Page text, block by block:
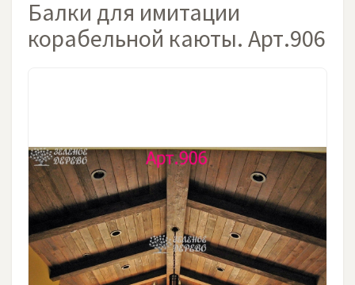
Балки для имитации
корабельной каюты. Арт.906